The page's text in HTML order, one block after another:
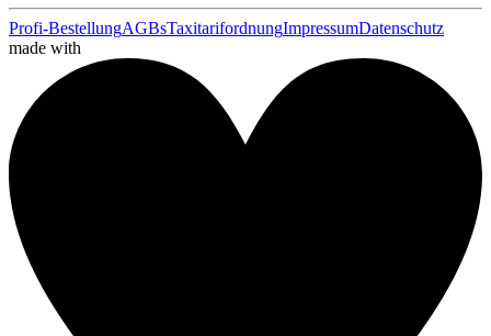
Profi-BestellungAGBsTaxitarifordnungImpressumDatenschutz
made with